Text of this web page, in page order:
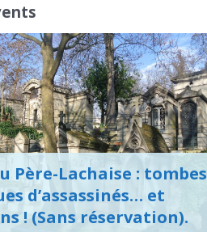
Père-Lachaise : tombes
d’assassinés… et
! (Sans réservation).